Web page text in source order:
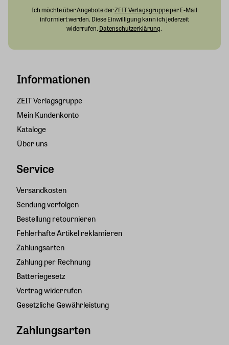
Informationen
ZEIT Verlagsgruppe
Mein Kundenkonto
Kataloge
Über uns
Service
Versandkosten
Sendung verfolgen
Bestellung retournieren
Fehlerhafte Artikel reklamieren
Zahlungsarten
Zahlung per Rechnung
Batteriegesetz
Vertrag widerrufen
Gesetzliche Gewährleistung
Zahlungsarten
Ich möchte über Angebote derZEIT Verlagsgruppeper E-Mail
informiert werden. Diese Einwilligung kann ich jederzeit
widerrufen. Datenschutzerklärung.